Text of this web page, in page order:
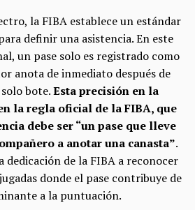
la FIBA establece un estándar
definir una asistencia. En este
un pase solo es registrado como
anota de inmediato después de
bote.Esta precisión en la
la regla oficial de la FIBA, que
debe ser “un pase que lleve
a anotar una canasta”.
dedicación de la FIBA a reconocer
donde el pase contribuye de
a la puntuación.